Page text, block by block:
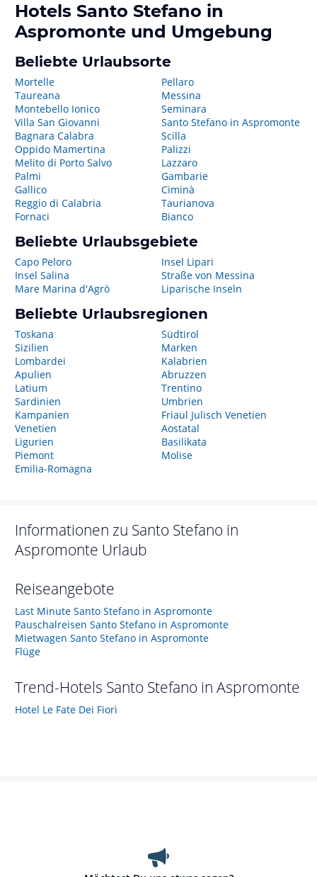
Hotels Santo Stefano in
Aspromonte und Umgebung
Beliebte Urlaubsorte
Mortelle
Taureana
Montebello Ionico
Villa San Giovanni
Bagnara Calabra
Oppido Mamertina
Melito di Porto Salvo
Palmi
Gallico
Reggio di Calabria
Fornaci
Pellaro
Messina
Seminara
Santo Stefano in Aspromonte
Scilla
Palizzi
Lazzaro
Gambarie
Ciminà
Taurianova
Bianco
Beliebte Urlaubsgebiete
Capo Peloro
Insel Salina
Mare Marina d'Agrò
Insel Lipari
Straße von Messina
Liparische Inseln
Beliebte Urlaubsregionen
Toskana
Sizilien
Lombardei
Apulien
Latium
Sardinien
Kampanien
Venetien
Ligurien
Piemont
Emilia-Romagna
Südtirol
Marken
Kalabrien
Abruzzen
Trentino
Umbrien
Friaul Julisch Venetien
Aostatal
Basilikata
Molise
Informationen zu Santo Stefano in
Aspromonte Urlaub
Reiseangebote
Last Minute Santo Stefano in Aspromonte
Pauschalreisen Santo Stefano in Aspromonte
Mietwagen Santo Stefano in Aspromonte
Flüge
Trend-Hotels Santo Stefano in Aspromonte
Hotel Le Fate Dei Fiori